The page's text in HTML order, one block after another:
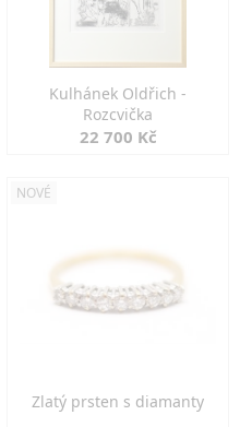
Kulhánek Oldřich -
Rozcvička
22 700 Kč
NOVÉ
Zlatý prsten s diamanty